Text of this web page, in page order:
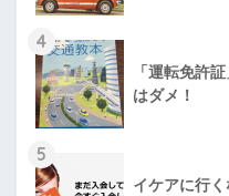
4
「運転免許
はダメ！
5
イケアに行